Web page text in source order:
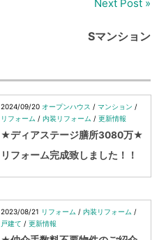
Next Post
Sマンション
2024/09/20 オープンハウス / マンション /
リフォーム / 内装リフォーム / 更新情報
★ディアステージ膳所3080万★
リフォーム完成致しました！！
2023/08/21 リフォーム / 内装リフォーム /
戸建て / 更新情報